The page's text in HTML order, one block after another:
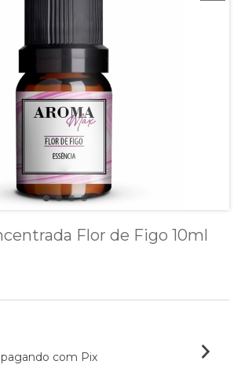
Flor de Figo 10ml
pagando com Pix